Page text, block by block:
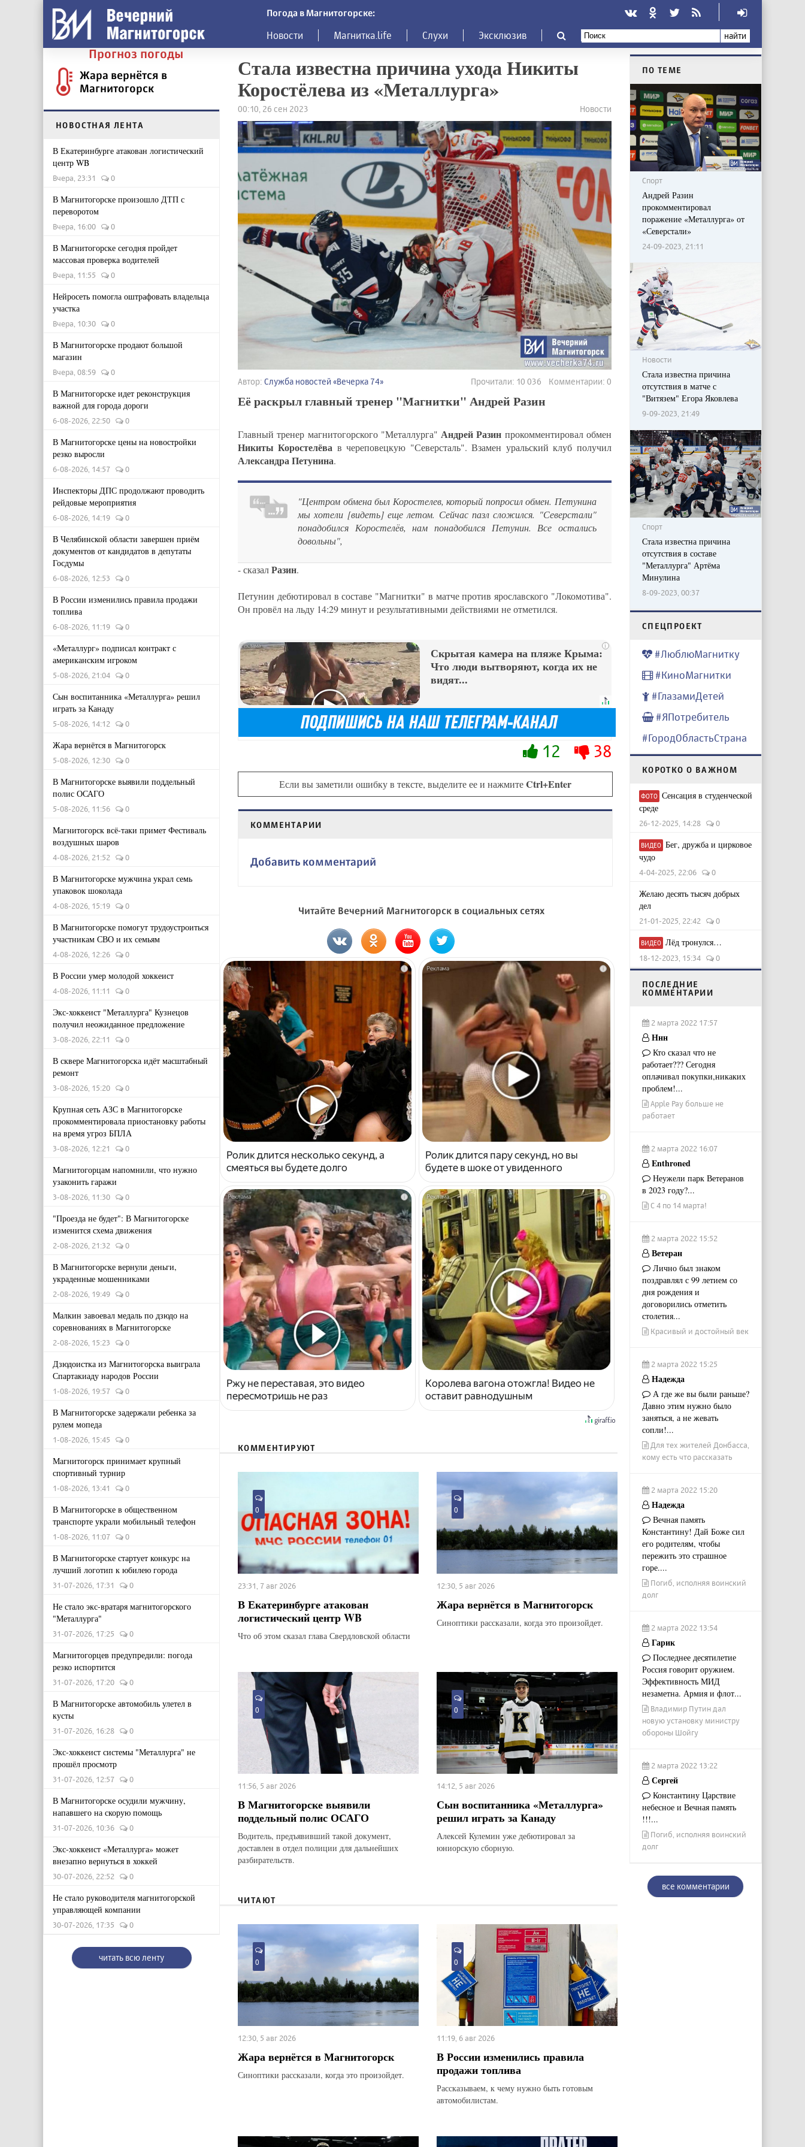
Погода в Магнитогорске:
Новости Магнитка.life Слухи Эксклюзив найти
Прогноз погоды
Жара вернётся в
Магнитогорск
НОВОСТНАЯ ЛЕНТА
В Екатеринбурге атакован логистический
центр WB
Вчера, 23:31 0
В Магнитогорске произошло ДТП с
переворотом
Вчера, 16:00 0
В Магнитогорске сегодня пройдет
массовая проверка водителей
Вчера, 11:55 0
Нейросеть помогла оштрафовать владельца
участка
Вчера, 10:30 0
В Магнитогорске продают большой
магазин
Вчера, 08:59 0
В Магнитогорске идет реконструкция
важной для города дороги
6-08-2026, 22:50 0
В Магнитогорске цены на новостройки
резко выросли
6-08-2026, 14:57 0
Инспекторы ДПС продолжают проводить
рейдовые мероприятия
6-08-2026, 14:19 0
В Челябинской области завершен приём
документов от кандидатов в депутаты
Госдумы
6-08-2026, 12:53 0
В России изменились правила продажи
топлива
6-08-2026, 11:19 0
«Металлург» подписал контракт с
американским игроком
5-08-2026, 21:04 0
Сын воспитанника «Металлурга» решил
играть за Канаду
5-08-2026, 14:12 0
Жара вернётся в Магнитогорск
5-08-2026, 12:30 0
В Магнитогорске выявили поддельный
полис ОСАГО
5-08-2026, 11:56 0
Магнитогорск всё-таки примет Фестиваль
воздушных шаров
4-08-2026, 21:52 0
В Магнитогорске мужчина украл семь
упаковок шоколада
4-08-2026, 15:19 0
В Магнитогорске помогут трудоустроиться
участникам СВО и их семьям
4-08-2026, 12:26 0
В России умер молодой хоккеист
4-08-2026, 11:11 0
Экс-хоккеист "Металлурга" Кузнецов
получил неожиданное предложение
3-08-2026, 22:11 0
В сквере Магнитогорска идёт масштабный
ремонт
3-08-2026, 15:20 0
Крупная сеть АЗС в Магнитогорске
прокомментировала приостановку работы
на время угроз БПЛА
3-08-2026, 12:21 0
Магнитогорцам напомнили, что нужно
узаконить гаражи
3-08-2026, 11:30 0
"Проезда не будет": В Магнитогорске
изменится схема движения
2-08-2026, 21:32 0
В Магнитогорске вернули деньги,
украденные мошенниками
2-08-2026, 19:49 0
Малкин завоевал медаль по дзюдо на
соревнованиях в Магнитогорске
2-08-2026, 15:23 0
Дзюдоистка из Магнитогорска выиграла
Спартакиаду народов России
1-08-2026, 19:57 0
В Магнитогорске задержали ребенка за
рулем мопеда
1-08-2026, 15:45 0
Магнитогорск принимает крупный
спортивный турнир
1-08-2026, 13:41 0
В Магнитогорске в общественном
транспорте украли мобильный телефон
1-08-2026, 11:07 0
В Магнитогорске стартует конкурс на
лучший логотип к юбилею города
31-07-2026, 17:31 0
Не стало экс-вратаря магнитогорского
"Металлурга"
31-07-2026, 17:25 0
Магнитогорцев предупредили: погода
резко испортится
31-07-2026, 17:20 0
В Магнитогорске автомобиль улетел в
кусты
31-07-2026, 16:28 0
Экс-хоккеист системы "Металлурга" не
прошёл просмотр
31-07-2026, 12:57 0
В Магнитогорске осудили мужчину,
напавшего на скорую помощь
31-07-2026, 10:36 0
Экс-хоккеист «Металлурга» может
внезапно вернуться в хоккей
30-07-2026, 22:52 0
Не стало руководителя магнитогорской
управляющей компании
30-07-2026, 17:35 0
читать всю ленту
Стала известна причина ухода Никиты
Коростёлева из «Металлурга»
00:10, 26 сен 2023 Новости
Автор: Служба новостей «Вечерка 74» Прочитали: 10 036 Комментарии: 0
Её раскрыл главный тренер "Магнитки" Андрей Разин
Главный тренер магнитогорского "Металлурга" Андрей Разин прокомментировал обмен
Никиты Коростелёва в череповецкую "Северсталь". Взамен уральский клуб получил
Александра Петунина.
"Центром обмена был Коростелев, который попросил обмен. Петунина
мы хотели [видеть] еще летом. Сейчас пазл сложился. "Северстали"
понадобился Коростелёв, нам понадобился Петунин. Все остались
довольны",
- сказалРазин.
Петунин дебютировал в составе "Магнитки" в матче против ярославского "Локомотива".
Он провёл на льду 14:29 минут и результативными действиями не отметился.
i
Скрытая камера на пляже Крыма:
Что люди вытворяют, когда их не
видят...
12 38
Если вы заметили ошибку в тексте, выделите ее и нажмитеCtrl+Enter
КОММЕНТАРИИ
Добавить комментарий
Читайте Вечерний Магнитогорск в социальных сетях
i
Ролик длится несколько секунд, а
смеяться вы будете долго
i
Ролик длится пару секунд, но вы
будете в шоке от увиденного
i
Ржу не переставая, это видео
пересмотришь не раз
i
Королева вагона отожгла! Видео не
оставит равнодушным
КОММЕНТИРУЮТ
0
23:31, 7 авг 2026
В Екатеринбурге атакован
логистический центр WB
Что об этом сказал глава Свердловской области
0
12:30, 5 авг 2026
Жара вернётся в Магнитогорск
Синоптики рассказали, когда это произойдет.
0
11:56, 5 авг 2026
В Магнитогорске выявили
поддельный полис ОСАГО
Водитель, предъявивший такой документ,
доставлен в отдел полиции для дальнейших
разбирательств.
0
14:12, 5 авг 2026
Сын воспитанника «Металлурга»
решил играть за Канаду
Алексей Кулемин уже дебютировал за
юниорскую сборную.
ЧИТАЮТ
0
12:30, 5 авг 2026
Жара вернётся в Магнитогорск
Синоптики рассказали, когда это произойдет.
0
11:19, 6 авг 2026
В России изменились правила
продажи топлива
Рассказываем, к чему нужно быть готовым
автомобилистам.
ПО ТЕМЕ
Спорт
Андрей Разин
прокомментировал
поражение «Металлурга» от
«Северстали»
24-09-2023, 21:11
Новости
Стала известна причина
отсутствия в матче с
"Витязем" Егора Яковлева
9-09-2023, 21:49
Спорт
Стала известна причина
отсутствия в составе
"Металлурга" Артёма
Минулина
8-09-2023, 00:37
CПЕЦПРОЕКТ
#ЛюблюМагнитку
#КиноМагнитки
#ГлазамиДетей
#ЯПотребитель
#ГородОбластьСтрана
КОРОТКО О ВАЖНОМ
ФОТО Сенсация в студенческой
среде
26-12-2025, 14:28 0
ВИДЕО Бег, дружба и цирковое
чудо
4-04-2025, 22:06 0
Желаю десять тысяч добрых
дел
21-01-2025, 22:42 0
ВИДЕО Лёд тронулся…
18-12-2023, 15:34 0
ПОСЛЕДНИЕ
КОММЕНТАРИИ
2 марта 2022 17:57
Ннн
Кто сказал что не
работает??? Сегодня
оплачивал покупки,никаких
проблем!...
Apple Pay больше не
работает
2 марта 2022 16:07
Enthroned
Неужели парк Ветеранов
в 2023 году?...
С 4 по 14 марта!
2 марта 2022 15:52
Ветеран
Лично был знаком
поздравлял с 99 летием со
дня рождения и
договорились отметить
столетия...
Красивый и достойный век
2 марта 2022 15:25
Надежда
А где же вы были раньше?
Давно этим нужно было
заняться, а не жевать
сопли!...
Для тех жителей Донбасса,
кому есть что рассказать
2 марта 2022 15:20
Надежда
Вечная память
Константину! Дай Боже сил
его родителям, чтобы
пережить это страшное
горе....
Погиб, исполняя воинский
долг
2 марта 2022 13:54
Гарик
Последнее десятилетие
Россия говорит оружием.
Эффективность МИД
незаметна. Армия и флот...
Владимир Путин дал
новую установку министру
обороны Шойгу
2 марта 2022 13:22
Сергей
Константину Царствие
небесное и Вечная память
!!!...
Погиб, исполняя воинский
долг
все комментарии